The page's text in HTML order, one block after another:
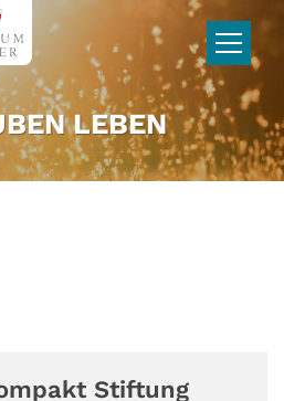
LEBEN
Stiftung